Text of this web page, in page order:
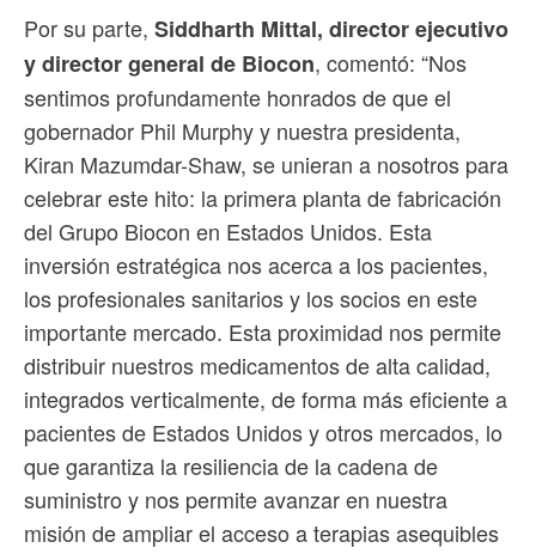
Por su parte, Siddharth Mittal, director ejecutivo
y director general de Biocon, comentó: “Nos
sentimos profundamente honrados de que el
gobernador Phil Murphy y nuestra presidenta,
Kiran Mazumdar-Shaw, se unieran a nosotros para
celebrar este hito: la primera planta de fabricación
del Grupo Biocon en Estados Unidos. Esta
inversión estratégica nos acerca a los pacientes,
los profesionales sanitarios y los socios en este
importante mercado. Esta proximidad nos permite
distribuir nuestros medicamentos de alta calidad,
integrados verticalmente, de forma más eficiente a
pacientes de Estados Unidos y otros mercados, lo
que garantiza la resiliencia de la cadena de
suministro y nos permite avanzar en nuestra
misión de ampliar el acceso a terapias asequibles